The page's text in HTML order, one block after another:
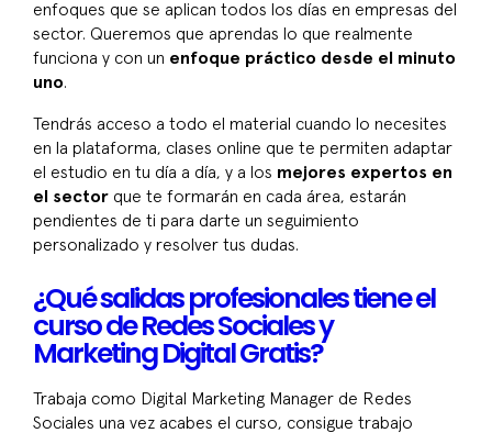
enfoques que se aplican todos los días en empresas del
sector. Queremos que aprendas lo que realmente
funciona y con un enfoque práctico desde el minuto
uno.
Tendrás acceso a todo el material cuando lo necesites
en la plataforma, clases online que te permiten adaptar
el estudio en tu día a día, y a los mejores expertos en
el sector que te formarán en cada área, estarán
pendientes de ti para darte un seguimiento
personalizado y resolver tus dudas.
¿Qué salidas profesionales tiene el
curso de Redes Sociales y
Marketing Digital Gratis?
Trabaja como Digital Marketing Manager de Redes
Sociales una vez acabes el curso, consigue trabajo